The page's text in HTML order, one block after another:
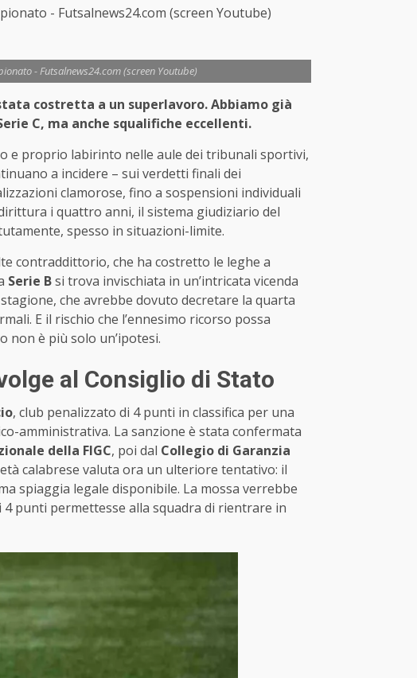
- Futsalnews24.com (screen Youtube)
- Futsalnews24.com (screen Youtube)
costretta a un superlavoro. Abbiamo già
C, ma anche squalifiche eccellenti.
e proprio labirinto nelle aule dei tribunali sportivi,
a incidere – sui verdetti finali dei
clamorose, fino a sospensioni individuali
i quattro anni, il sistema giudiziario del
spesso in situazioni-limite.
contraddittorio, che ha costretto le leghe a
Serie Bsi trova invischiata in un’intricata vicenda
che avrebbe dovuto decretare la quarta
E il rischio che l’ennesimo ricorso possa
è più solo un’ipotesi.
al Consiglio di Stato
, club penalizzato di 4 punti in classifica per una
amministrativa. La sanzione è stata confermata
della FIGC, poi dal Collegio di Garanzia
calabrese valuta ora un ulteriore tentativo: il
spiaggia legale disponibile. La mossa verrebbe
punti permettesse alla squadra di rientrare in